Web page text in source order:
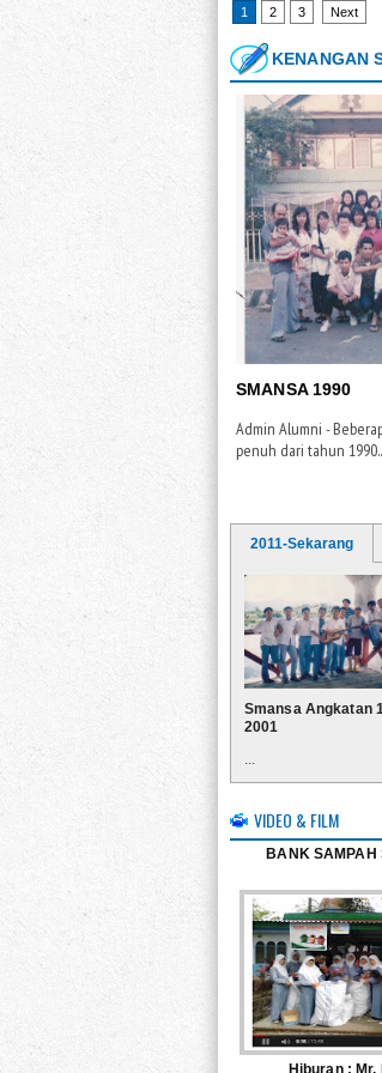
1 2 3 Next
KENANGAN
SMANSA 1990
Admin Alumni -
penuh dari tahun
2011-Sekarang
Smansa Angkatan
2001
...
VIDEO & FILM
BANK SAMPAH
Hiburan : Mr.